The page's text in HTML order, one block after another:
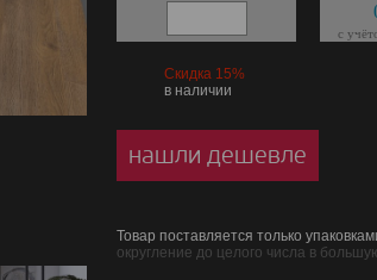
с
Скидка 15%
в наличии
нашли дешевле
Товар поставляется только
округление до целого числа в